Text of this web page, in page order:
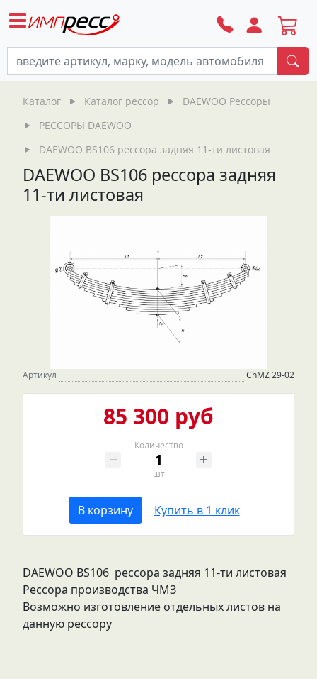
Каталог Каталог рессор
DAEWOO Рессоры
РЕССОРЫ DAEWOO
DAEWOO BS106 рессора задняя 11-ти листовая
DAEWOO BS106 рессора задняя
11-ти листовая
Артикул ChMZ 29-02
85 300 руб
Количество
шт
В корзину Купить в 1 клик
DAEWOO BS106 рессора задняя 11-ти листовая
Рессора производства ЧМЗ
Возможно изготовление отдельных листов на
данную рессору